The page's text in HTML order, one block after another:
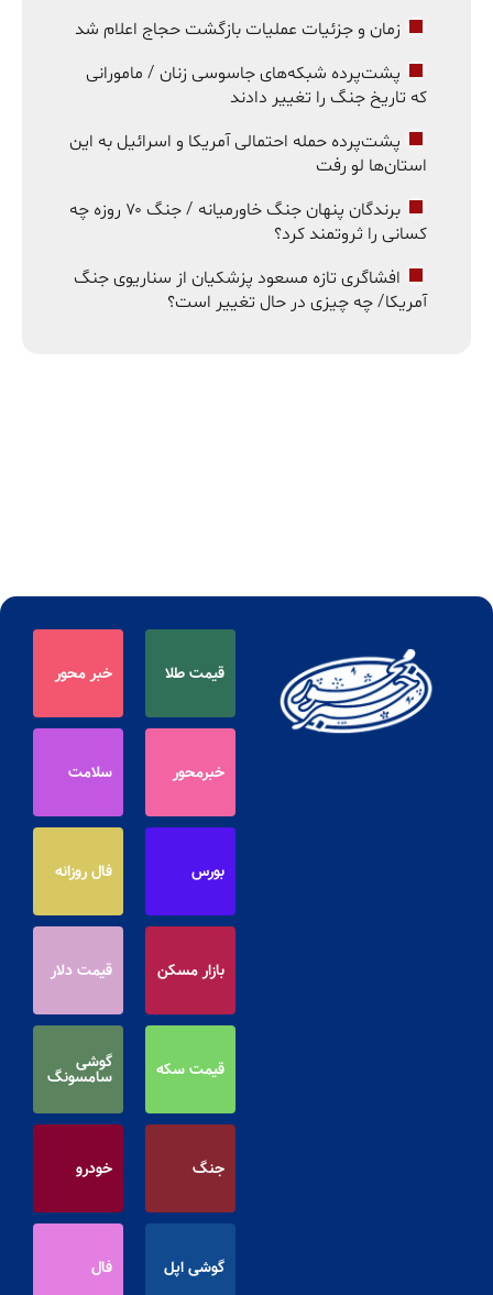
زمان و جزئیات عملیات بازگشت حجاج اعلام شد
پشت‌پرده شبکه‌های جاسوسی زنان / مامورانی
که تاریخ جنگ را تغییر دادند
پشت‌پرده حمله احتمالی آمریکا و اسرائیل به این
استان‌ها لو رفت
برندگان پنهان جنگ خاورمیانه / جنگ ۷۰ روزه چه
کسانی را ثروتمند کرد؟
افشاگری تازه مسعود پزشکیان از سناریوی جنگ
آمریکا/ چه چیزی در حال تغییر است؟
قیمت طلا خبر محور
خبرمحور سلامت
بورس فال روزانه
بازار مسکن قیمت دلار
قیمت سکه گوشی
سامسونگ
جنگ خودرو
گوشی اپل فال